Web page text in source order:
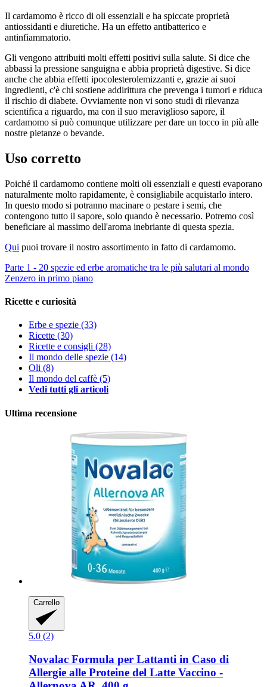
Il cardamomo è ricco di oli essenziali e ha spiccate proprietà
antiossidanti e diuretiche. Ha un effetto antibatterico e
antinfiammatorio.
Gli vengono attribuiti molti effetti positivi sulla salute. Si dice che
abbassi la pressione sanguigna e abbia proprietà digestive. Si dice
anche che abbia effetti ipocolesterolemizzanti e, grazie ai suoi
ingredienti, c'è chi sostiene addirittura che prevenga i tumori e riduca
il rischio di diabete. Ovviamente non vi sono studi di rilevanza
scientifica a riguardo, ma con il suo meraviglioso sapore, il
cardamomo si può comunque utilizzare per dare un tocco in più alle
nostre pietanze o bevande.
Uso corretto
Poiché il cardamomo contiene molti oli essenziali e questi evaporano
naturalmente molto rapidamente, è consigliabile acquistarlo intero.
In questo modo si potranno macinare o pestare i semi, che
contengono tutto il sapore, solo quando è necessario. Potremo così
beneficiare al massimo dell'aroma inebriante di questa spezia.
Qui puoi trovare il nostro assortimento in fatto di cardamomo.
Parte 1 - 20 spezie ed erbe aromatiche tra le più salutari al mondo
Zenzero in primo piano
Ricette e curiosità
Erbe e spezie (33)
Ricette (30)
Ricette e consigli (28)
Il mondo delle spezie (14)
Oli (8)
Il mondo del caffè (5)
Vedi tutti gli articoli
Ultima recensione
Carrello
5.0 (2)
Novalac Formula per Lattanti in Caso di
Allergie alle Proteine del Latte Vaccino -​